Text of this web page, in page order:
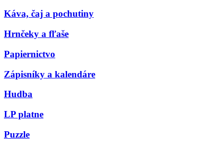
Káva, čaj a pochutiny
Hrnčeky a fľaše
Papiernictvo
Zápisníky a kalendáre
Hudba
LP platne
Puzzle